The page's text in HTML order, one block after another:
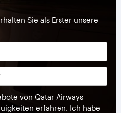
Sie als Erster unsere
von Qatar Airways
erfahren. Ich habe